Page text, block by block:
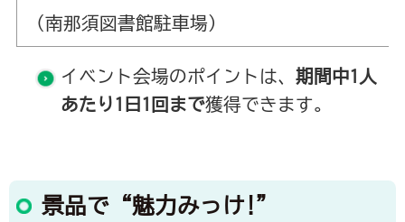
（南那須図書館駐車場）
イベント会場のポイントは、 期間中1人
あたり1日1回まで獲得できます。
景品で“魅力みっけ!”